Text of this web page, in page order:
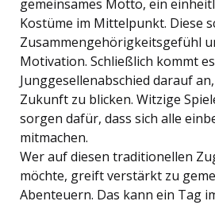
gemeinsames Motto, ein
Kostüme im Mittelpunkt. Diese
Zusammengehörigkeitsgefühl
Motivation. Schließlich kommt
Junggesellenabschied darauf
Zukunft zu blicken. Witzige
sorgen dafür, dass sich alle
mitmachen.
Wer auf diesen traditionellen
möchte, greift verstärkt zu
Abenteuern. Das kann ein Tag